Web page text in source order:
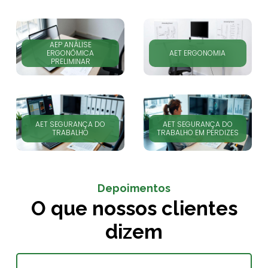
AEP ANÁLISE
ERGONÔMICA
PRELIMINAR
AET ERGONOMIA
AET SEGURANÇA DO
TRABALHO
AET SEGURANÇA DO
TRABALHO EM PERDIZES
Depoimentos
O que nossos clientes
dizem